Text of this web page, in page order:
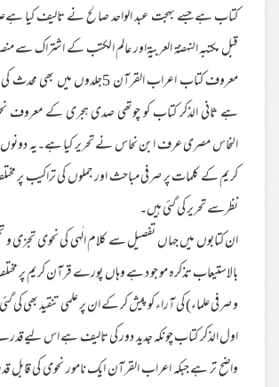
قبل مکتبہ النہضۃ العربیۃاور عالم الکتب کے اشتراک سے
معروف کتاب اعراب القرآن 5جلدوں
ہے ثانی الذکر کتاب کو چوتھی صدی ہجری کے معروف
النحاس مصری عرف ابن نحاس نے تحریر کیا ہے۔یہ
کریم کے کلمات پر صرفی مباحث اور جملوں کی تراکیب پر
نظرسے تحریر کی گئی ہیں۔
ان کتابوں میں جہاں تفصیل سے کلام الٰہی کی نحوی تجزی و
بالاستیعاب تذکرہ مو جو د ہے وہاں پورے قرآن کریم پر
و صرفی علماء) کی آراء کو پیش کر کے ان پر علمی تنقید بھی کی
اول الذکر کتاب چونکہ جدید دور کی تالیف ہے اس لیے
واضح تر ہے جبکہ اعراب القرآن ایک نامور نحوی کی